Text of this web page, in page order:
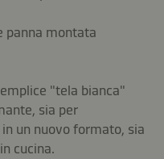
panna montata
"tela bianca"
sia per
un nuovo formato, sia
cucina.